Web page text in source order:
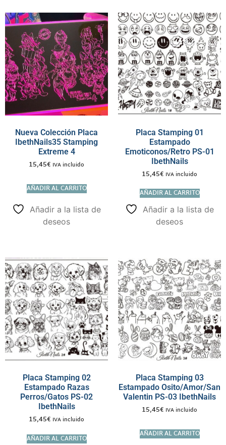
Nueva Colección Placa
IbethNails35 Stamping
Extreme 4
15,45€ IVA incluido
AÑADIR AL CARRITO
Añadir a la lista de
deseos
Placa Stamping 01
Estampado
Emoticonos/Retro PS-01
IbethNails
15,45€ IVA incluido
AÑADIR AL CARRITO
Añadir a la lista de
deseos
Placa Stamping 02
Estampado Razas
Perros/Gatos PS-02
IbethNails
15,45€ IVA incluido
AÑADIR AL CARRITO
Placa Stamping 03
Estampado Osito/Amor/San
Valentin PS-03 IbethNails
15,45€ IVA incluido
AÑADIR AL CARRITO